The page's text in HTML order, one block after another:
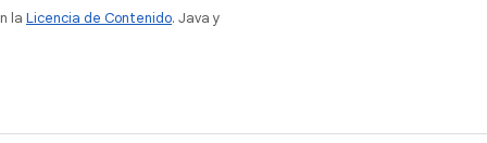
la Licencia de Contenido. Java y